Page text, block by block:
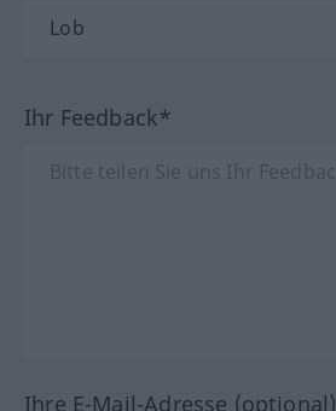
Ihr Feedback*
Ihre E-Mail-Adresse (optional)